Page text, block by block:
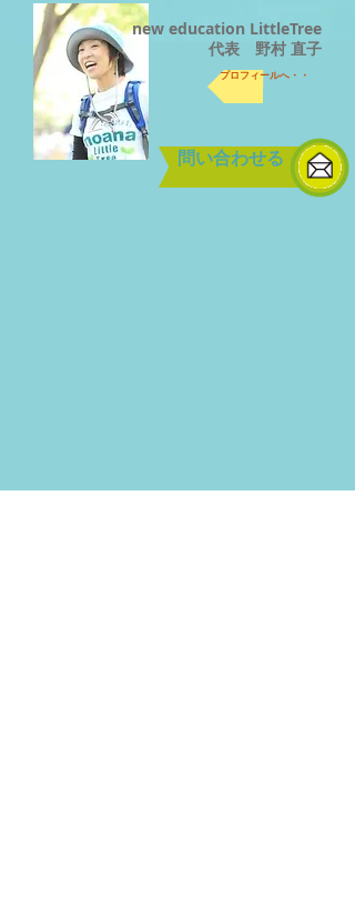
new education LittleTree
代表 野村 直子
プロフィールへ・・
問い合わせる